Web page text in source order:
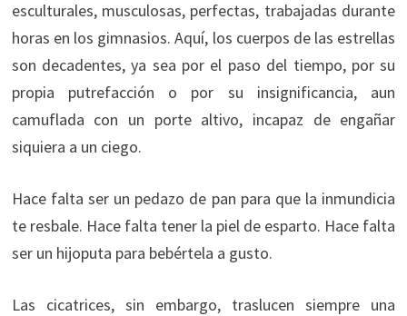
esculturales, musculosas, perfectas, trabajadas durante
horas en los gimnasios. Aquí, los cuerpos de las estrellas
son decadentes, ya sea por el paso del tiempo, por su
propia putrefacción o por su insignificancia, aun
camuflada con un porte altivo, incapaz de engañar
siquiera a un ciego.
Hace falta ser un pedazo de pan para que la inmundicia
te resbale. Hace falta tener la piel de esparto. Hace falta
ser un hijoputa para bebértela a gusto.
Las cicatrices, sin embargo, traslucen siempre una